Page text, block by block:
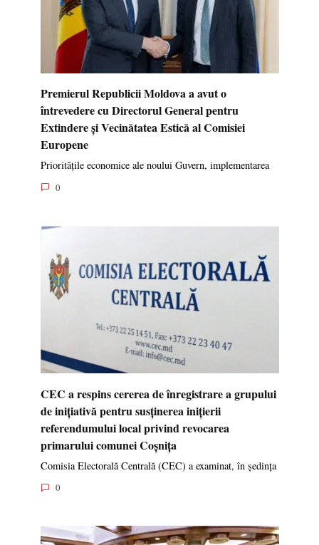
Premierul Republicii Moldova a avut o
întrevedere cu Directorul General pentru
Extindere și Vecinătatea Estică al Comisiei
Europene
Prioritățile economice ale noului Guvern, implementarea
0
CEC a respins cererea de înregistrare a grupului
de inițiativă pentru susținerea inițierii
referendumului local privind revocarea
primarului comunei Coșnița
Comisia Electorală Centrală (CEC) a examinat, în ședința
0